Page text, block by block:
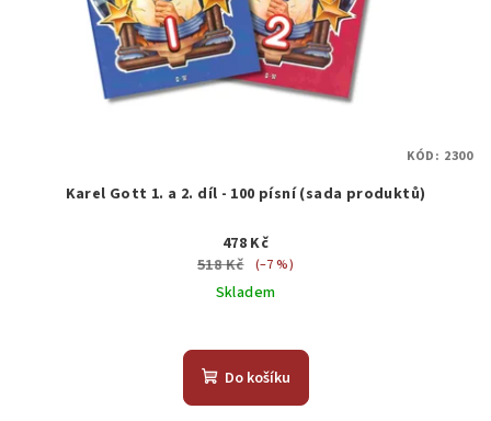
Karel Gott 1. a 2. díl - 100 písní (sada produktů)
478 Kč
518 Kč
(–7 %)
Skladem
Do košíku
KÓD: 2300